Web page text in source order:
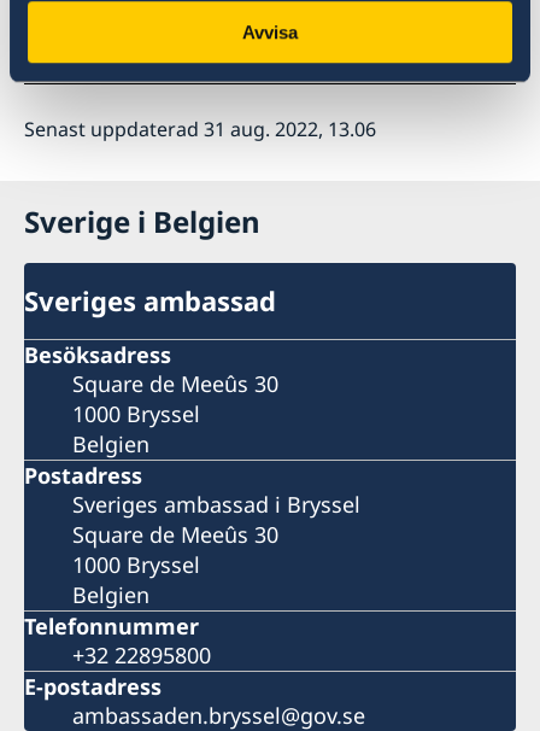
Avvisa
För allmän information om kommande val:
Länk till Valmyndighetens webbsida.
Senast uppdaterad 31 aug. 2022, 13.06
Sverige i Belgien
Sveriges ambassad
Besöksadress
Square de Meeûs 30
1000 Bryssel
Belgien
Postadress
Sveriges ambassad i Bryssel
Square de Meeûs 30
1000 Bryssel
Belgien
Telefonnummer
+32 22895800
E-postadress
ambassaden.bryssel@gov.se